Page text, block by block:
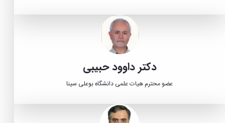
دکتر داوود حبیبی
عضو محترم هیات علمی دانشگاه بوعلی سینا